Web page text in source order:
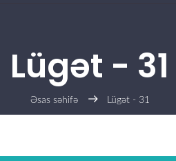
Lügət - 31
Əsas səhifə Lügət - 31